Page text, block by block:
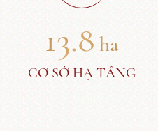
13.8 ha
CƠ SỞ HẠ TẦNG